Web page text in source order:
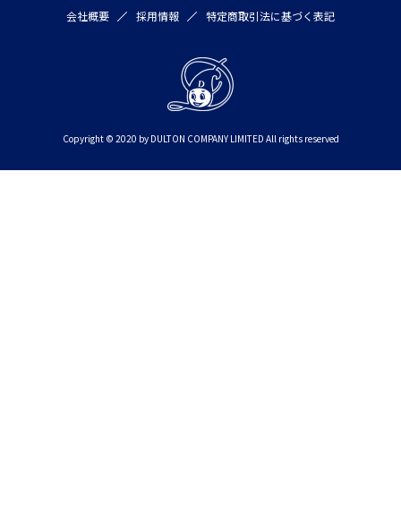
会社概要
採用情報 特定商取引法に基づく表記
Copyright © 2020 by DULTON COMPANY LIMITED All rights reserved